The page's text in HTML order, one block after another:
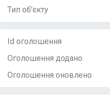
Тип об'єкту
Id оголошення
Оголошення додано
Оголошення оновлено